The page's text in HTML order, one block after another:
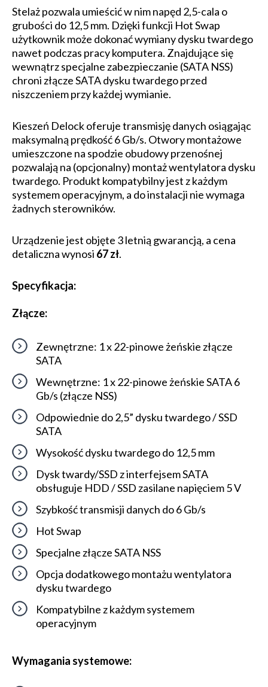
Stelaż pozwala umieścić w nim napęd 2,5-cala o
grubości do 12,5 mm. Dzięki funkcji Hot Swap
użytkownik może dokonać wymiany dysku twardego
nawet podczas pracy komputera. Znajdujące się
wewnątrz specjalne zabezpieczanie (SATA NSS)
chroni złącze SATA dysku twardego przed
niszczeniem przy każdej wymianie.
Kieszeń Delock oferuje transmisję danych osiągając
maksymalną prędkość 6 Gb/s. Otwory montażowe
umieszczone na spodzie obudowy przenośnej
pozwalają na (opcjonalny) montaż wentylatora dysku
twardego. Produkt kompatybilny jest z każdym
systemem operacyjnym, a do instalacji nie wymaga
żadnych sterowników.
Urządzenie jest objęte 3 letnią gwarancją, a cena
detaliczna wynosi 67 zł.
Specyfikacja:
Złącze:
Zewnętrzne: 1 x 22-pinowe żeńskie złącze
SATA
Wewnętrzne: 1 x 22-pinowe żeńskie SATA 6
Gb/s (złącze NSS)
Odpowiednie do 2,5” dysku twardego / SSD
SATA
Wysokość dysku twardego do 12,5 mm
Dysk twardy/SSD z interfejsem SATA
obsługuje HDD / SSD zasilane napięciem 5 V
Szybkość transmisji danych do 6 Gb/s
Hot Swap
Specjalne złącze SATA NSS
Opcja dodatkowego montażu wentylatora
dysku twardego
Kompatybilne z każdym systemem
operacyjnym
Wymagania systemowe: